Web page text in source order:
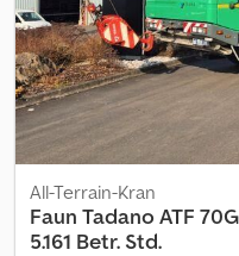
Technischer Zustand: sehr
Identifikation Kennzeichen:
All-Terrain-Kran
Faun Tadano ATF
5.161 Betr. Std.